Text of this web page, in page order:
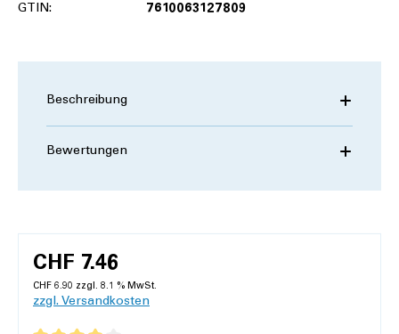
GTIN: 7610063127809
Beschreibung
Bewertungen
CHF 7.46
CHF 6.90 zzgl. 8.1 % MwSt.
zzgl. Versandkosten